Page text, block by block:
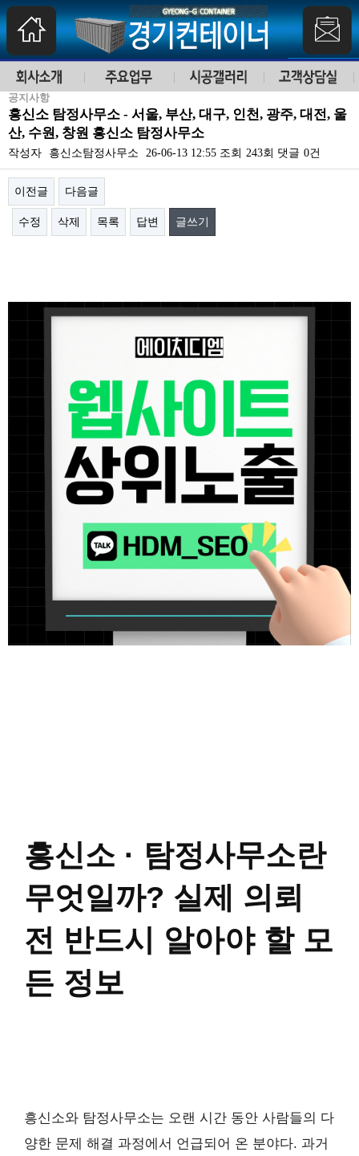
공지사항
흥신소 탐정사무소 - 서울, 부산, 대구, 인천, 광주, 대전, 울
산, 수원, 창원 흥신소 탐정사무소
작성자 흥신소탐정사무소 26-06-13 12:55 조회 243회 댓글 0건
이전글 다음글
수정 삭제 목록 답변 글쓰기
흥신소 · 탐정사무소란
무엇일까? 실제 의뢰
전 반드시 알아야 할 모
든 정보
흥신소와 탐정사무소는 오랜 시간 동안 사람들의 다
양한 문제 해결 과정에서 언급되어 온 분야다. 과거